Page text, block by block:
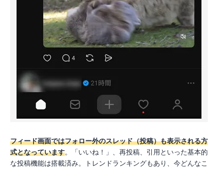
フィード画面ではフォロー外のスレッド（投稿）も表示される方
式となっています。「いいね！」、再投稿、引用といった基本的
な投稿機能は搭載済み。トレンドランキングもあり、今どんなこ